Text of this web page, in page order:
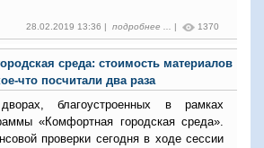
28.02.2019 13:36 | подробнее ... | 1370
среда: стоимость материалов
что посчитали два раза
благоустроенных в рамках
«Комфортная городская среда».
проверки сегодня в ходе сессии